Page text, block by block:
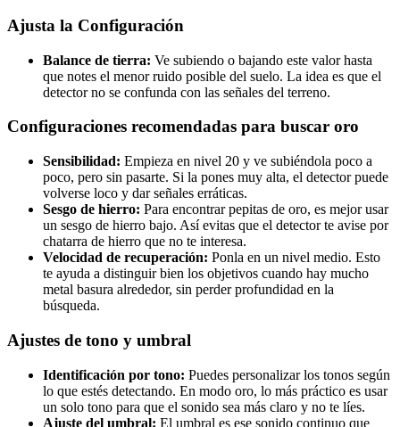
Ajusta la Configuración
Balance de tierra: Ve subiendo o bajando este valor hasta
que notes el menor ruido posible del suelo. La idea es que el
detector no se confunda con las señales del terreno.
Configuraciones recomendadas para buscar oro
Sensibilidad: Empieza en nivel 20 y ve subiéndola poco a
poco, pero sin pasarte. Si la pones muy alta, el detector puede
volverse loco y dar señales erráticas.
Sesgo de hierro: Para encontrar pepitas de oro, es mejor usar
un sesgo de hierro bajo. Así evitas que el detector te avise por
chatarra de hierro que no te interesa.
Velocidad de recuperación: Ponla en un nivel medio. Esto
te ayuda a distinguir bien los objetivos cuando hay mucho
metal basura alrededor, sin perder profundidad en la
búsqueda.
Ajustes de tono y umbral
Identificación por tono: Puedes personalizar los tonos según
lo que estés detectando. En modo oro, lo más práctico es usar
un solo tono para que el sonido sea más claro y no te líes.
Ajuste del umbral: El umbral es ese sonido continuo que